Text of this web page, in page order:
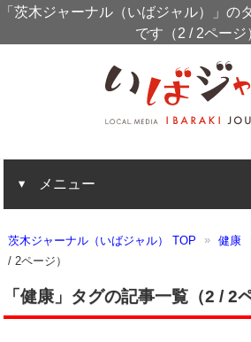
「茨木ジャーナル（いばジャル）」の
です（2 / 2ページ
メニュー
茨木ジャーナル（いばジャル） TOP 健康
/ 2ページ）
「健康」タグの記事一覧（2 / 2